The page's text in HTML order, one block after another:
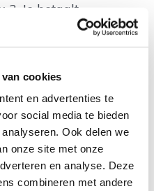
cookies
en advertenties te
social media te bieden
Ook delen we
onze site met onze
en analyse. Deze
combineren met andere
3. Je betaalt
rendement dat
behaald.
incidenteel
belasting te betalen
Dat komt omdat
1 vallen en dan
aftrekbaar zijn.
positief resultaat